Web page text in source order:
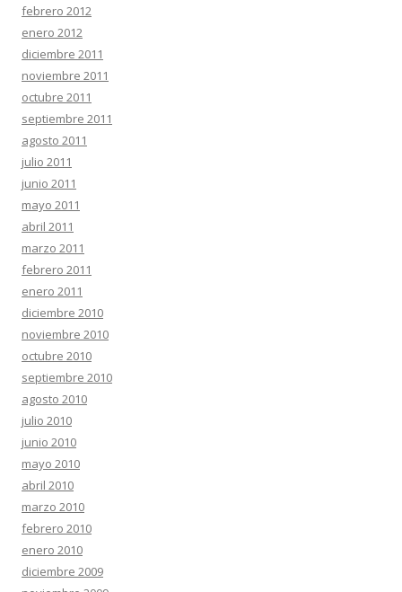
febrero 2012
enero 2012
diciembre 2011
noviembre 2011
octubre 2011
septiembre 2011
agosto 2011
julio 2011
junio 2011
mayo 2011
abril 2011
marzo 2011
febrero 2011
enero 2011
diciembre 2010
noviembre 2010
octubre 2010
septiembre 2010
agosto 2010
julio 2010
junio 2010
mayo 2010
abril 2010
marzo 2010
febrero 2010
enero 2010
diciembre 2009